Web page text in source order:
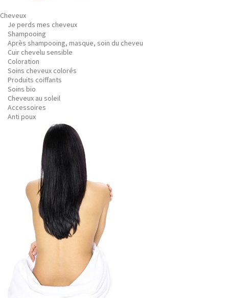
Cheveux
Je perds mes cheveux
Shampooing
Après shampooing, masque, soin du cheveu
Cuir chevelu sensible
Coloration
Soins cheveux colorés
Produits coiffants
Soins bio
Cheveux au soleil
Accessoires
Anti poux